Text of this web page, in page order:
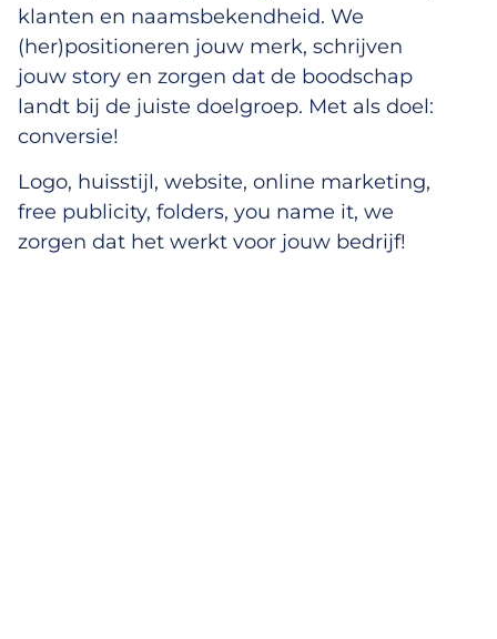
klanten en naamsbekendheid. We
(her)positioneren jouw merk, schrijven
jouw story en zorgen dat de boodschap
landt bij de juiste doelgroep. Met als doel:
conversie!
Logo, huisstijl, website, online marketing,
free publicity, folders, you name it, we
zorgen dat het werkt voor jouw bedrijf!